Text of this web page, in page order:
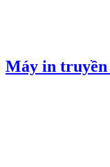
Máy in